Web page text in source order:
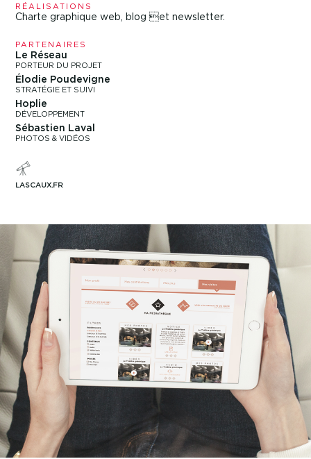
RÉALISATIONS
Charte graphique web, blog et newsletter.
PARTENAIRES
Le Réseau
PORTEUR DU PROJET
Élodie Poudevigne
STRATÉGIE ET SUIVI
Hoplie
DÉVELOPPEMENT
Sébastien Laval
PHOTOS & VIDÉOS
LASCAUX.FR